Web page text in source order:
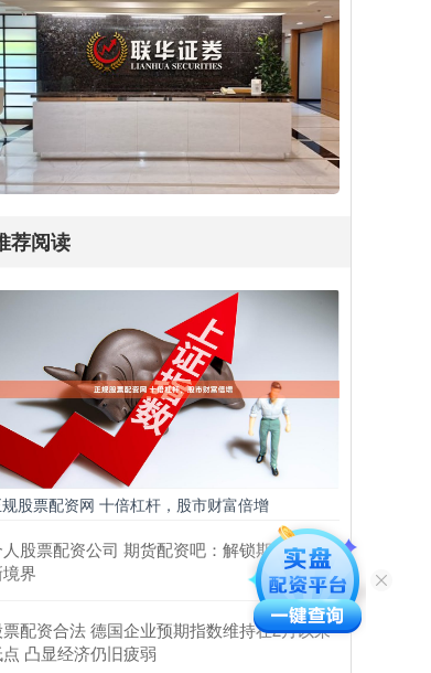
荐阅读
股票配资网 十倍杠杆，股市财富倍增
股票配资公司 期货配资吧：解锁期货投资
界
票配资合法 德国企业预期指数维持在2月以来
凸显经济仍旧疲弱